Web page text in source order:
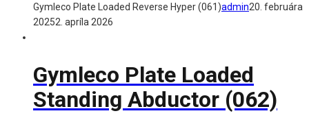
Gymleco Plate Loaded Reverse Hyper (061)admin20. februára
20252. apríla 2026
Gymleco Plate Loaded
Standing Abductor (062)